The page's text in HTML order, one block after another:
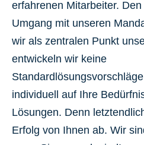
erfahrenen Mitarbeiter.
Umgang mit unseren
wir als zentralen Punkt
entwickeln wir keine
individuell auf Ihre
Lösungen. Denn
Erfolg von Ihnen ab. Wir